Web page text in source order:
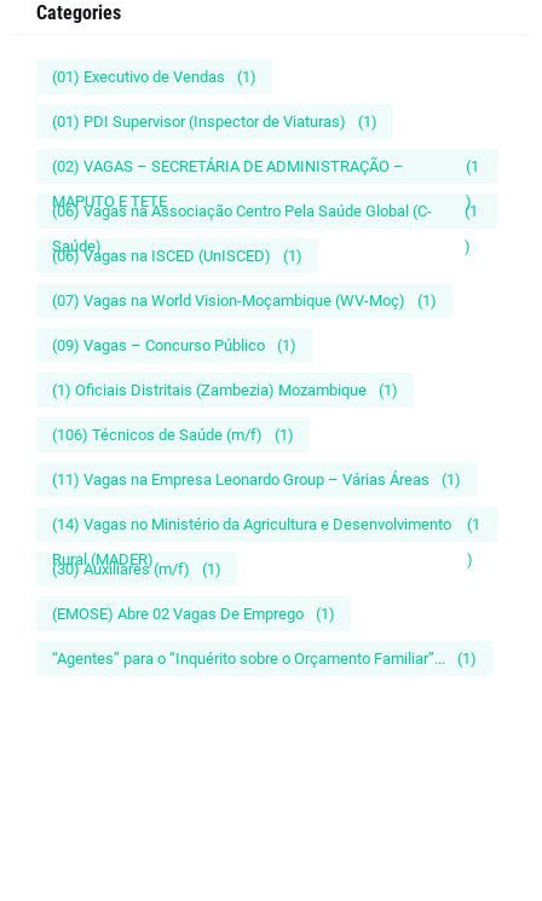
Categories
(01) Executivo de Vendas (1)
(01) PDI Supervisor (Inspector de Viaturas) (1)
(02) VAGAS – SECRETÁRIA DE ADMINISTRAÇÃO –
MAPUTO E TETE
(1
)
(06) Vagas na Associação Centro Pela Saúde Global (C-
Saúde)
(1
)
(06) Vagas na ISCED (UnISCED) (1)
(07) Vagas na World Vision-Moçambique (WV-Moç) (1)
(09) Vagas – Concurso Público (1)
(1) Oficiais Distritais (Zambezia) Mozambique (1)
(106) Técnicos de Saúde (m/f) (1)
(11) Vagas na Empresa Leonardo Group – Várias Áreas (1)
(14) Vagas no Ministério da Agricultura e Desenvolvimento
Rural (MADER)
(1
)
(30) Auxiliares (m/f) (1)
(EMOSE) Abre 02 Vagas De Emprego (1)
“Agentes” para o “Inquérito sobre o Orçamento Familiar”... (1)